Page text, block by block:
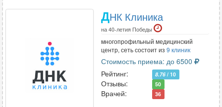
ДНК Клиника
на 40-летия Победы
многопрофильный медицинский
центр, сеть состоит из 9 клиник
Стоимость приема: до 6500
Рейтинг:
8.76 / 10
Отзывы: 50
Врачей: 36